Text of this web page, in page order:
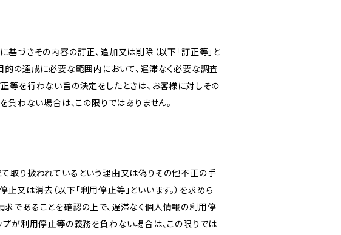
づきその内容の訂正、追加又は削除（以下「訂正等」と
的の達成に必要な範囲内において、遅滞なく必要な調査
等を行わない旨の決定をしたときは、お客様に対しその
負わない場合は、この限りではありません。
取り扱われているという理由又は偽りその他不正の手
は消去（以下「利用停止等」といいます。）を求めら
であることを確認の上で、遅滞なく個人情報の利用停
プが利用停止等の義務を負わない場合は、この限りでは